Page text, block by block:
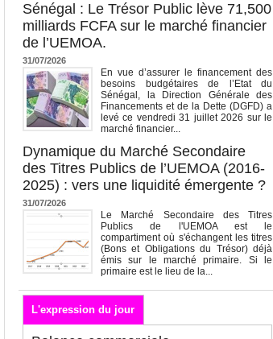
Sénégal : Le Trésor Public lève 71,500
milliards FCFA sur le marché financier
de l’UEMOA.
31/07/2026
En vue d’assurer le financement des
besoins budgétaires de l’Etat du
Sénégal, la Direction Générale des
Financements et de la Dette (DGFD) a
levé ce vendredi 31 juillet 2026 sur le
marché financier...
Dynamique du Marché Secondaire
des Titres Publics de l’UEMOA (2016-
2025) : vers une liquidité émergente ?
31/07/2026
Le Marché Secondaire des Titres
Publics de l'UEMOA est le
compartiment où s'échangent les titres
(Bons et Obligations du Trésor) déjà
émis sur le marché primaire. Si le
primaire est le lieu de la...
L'expression du jour